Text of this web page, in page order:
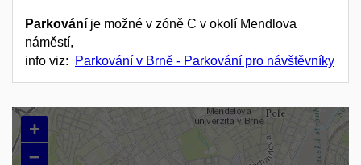
Parkování je možné v zóně C v okolí Mendlova
náměstí,
info viz:
Parkování v Brně - Parkování pro návštěvníky
+
–